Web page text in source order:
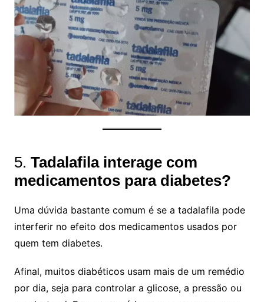
5. Tadalafila interage com
medicamentos para diabetes?
Uma dúvida bastante comum é se a tadalafila pode
interferir no efeito dos medicamentos usados por
quem tem diabetes.
Afinal, muitos diabéticos usam mais de um remédio
por dia, seja para controlar a glicose, a pressão ou